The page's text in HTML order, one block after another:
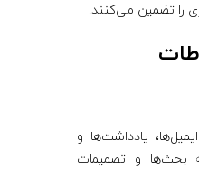
را تضمین می‌کنند.
یادداشت‌ها و
بحث‌ها و تصمیمات